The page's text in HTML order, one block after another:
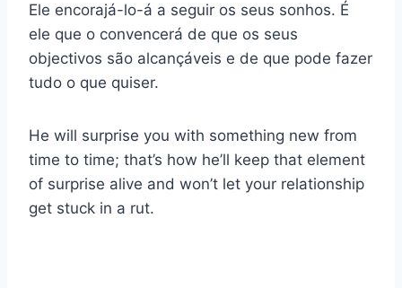
Ele encorajá-lo-á a seguir os seus sonhos. É
ele que o convencerá de que os seus
objectivos são alcançáveis e de que pode fazer
tudo o que quiser.
He will surprise you with something new from
time to time; that’s how he’ll keep that element
of surprise alive and won’t let your relationship
get stuck in a rut.